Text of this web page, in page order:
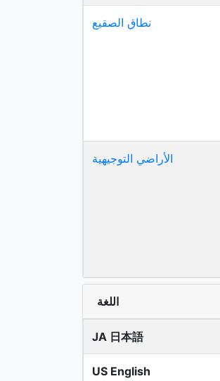
نطاق الصقيع
الأراضي التوجيهية
اللغة
JA 日本語
US English